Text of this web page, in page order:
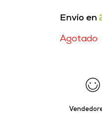
Envío en
Agotado